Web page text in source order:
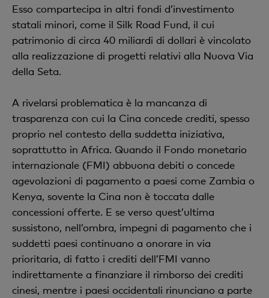
Esso compartecipa in altri fondi d’investimento
statali minori, come il Silk Road Fund, il cui
patrimonio di circa 40 miliardi di dollari è vincolato
alla realizzazione di progetti relativi alla Nuova Via
della Seta.
A rivelarsi problematica è la mancanza di
trasparenza con cui la Cina concede crediti, spesso
proprio nel contesto della suddetta iniziativa,
soprattutto in Africa. Quando il Fondo monetario
internazionale (FMI) abbuona debiti o concede
agevolazioni di pagamento a paesi come Zambia o
Kenya, sovente la Cina non è toccata dalle
concessioni offerte. E se verso quest’ultima
sussistono, nell’ombra, impegni di pagamento che i
suddetti paesi continuano a onorare in via
prioritaria, di fatto i crediti dell’FMI vanno
indirettamente a finanziare il rimborso dei crediti
cinesi, mentre i paesi occidentali rinunciano a parte